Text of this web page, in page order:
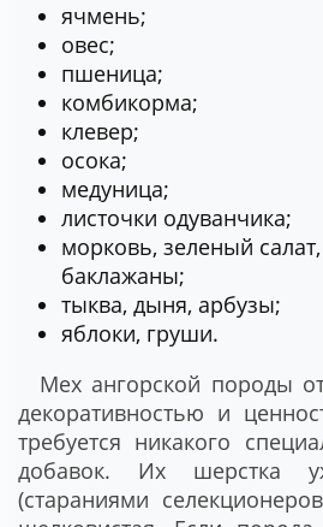
ячмень;
овес;
пшеница;
комбикорма;
клевер;
осока;
медуница;
листочки одуванчика;
морковь, зеленый
баклажаны;
тыква, дыня, арбузы;
яблоки, груши.
Мех ангорской породы
декоративностью и
требуется никакого
добавок. Их шерстка
(стараниями